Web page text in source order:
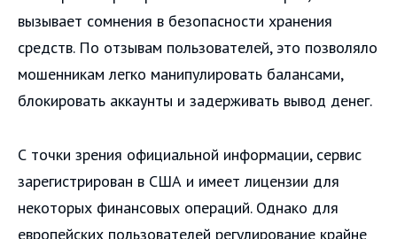
вызывает сомнения в безопасности хранения
средств. По отзывам пользователей, это позволяло
мошенникам легко манипулировать балансами,
блокировать аккаунты и задерживать вывод денег.
С точки зрения официальной информации, сервис
зарегистрирован в США и имеет лицензии для
некоторых финансовых операций. Однако для
европейских пользователей регулирование крайне